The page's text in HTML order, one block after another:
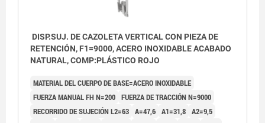
DISP.SUJ. DE CAZOLETA VERTICAL CON PIEZA DE
RETENCIÓN, F1=9000, ACERO INOXIDABLE ACABADO
NATURAL, COMP:PLÁSTICO ROJO
MATERIAL DEL CUERPO DE BASE=ACERO INOXIDABLE
FUERZA MANUAL FH N=200 FUERZA DE TRACCIÓN N=9000
RECORRIDO DE SUJECIÓN L2=63 A=47,6 A1=31,8 A2=9,5